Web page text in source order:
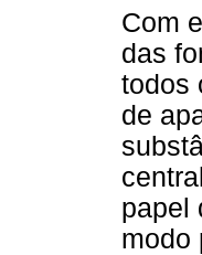
Com
das
todos
de
papel
modo